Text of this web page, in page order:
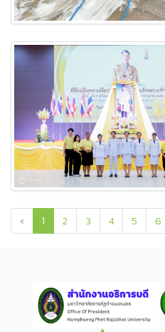
‹ 1 2 3 4 5 6